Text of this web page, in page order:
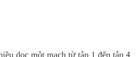
dọc một mạch từ tập 1 đến tập 4